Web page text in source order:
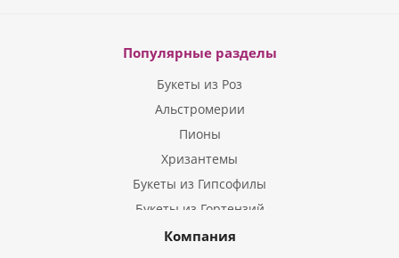
Популярные разделы
Букеты из Роз
Альстромерии
Пионы
Хризантемы
Букеты из Гипсофилы
Букеты из Гортензий
Букеты из Ирисов
Компания